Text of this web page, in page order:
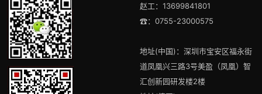
赵工：13699841801
☎：0755-23000575
地址(中国)：深圳市宝安区福永街
道凤凰兴三路3号美盈（凤凰）智
汇创新园研发楼2楼